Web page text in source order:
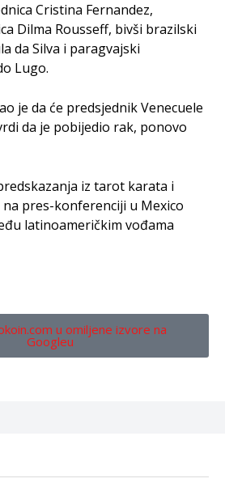
Cristina Fernandez,
Dilma Rousseff, bivši brazilski
da Silva i paragvajski
Lugo.
je da će predsjednik Venecuele
da je pobijedio rak, ponovo
iz tarot karata i
pres-konferenciji u Mexico
latinoameričkim vođama
u omiljene izvore na
Googleu